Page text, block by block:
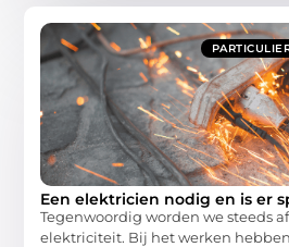
Een elektricien nodig en is er
Tegenwoordig worden we steeds
elektriciteit. Bij het werken